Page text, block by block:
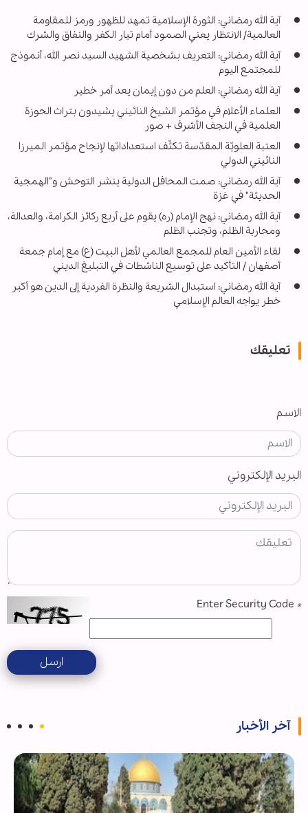
آية الله رمضاني: الثورة الإسلامية تمهد للظهور ورمز للمقاومة
العالمية/ الانتظار يعني الصمود أمام تيار الكفر والنفاق والشرك
آية الله رمضاني: التعريف بشخصية الشهيد السيد نصر الله، أنموذج
للمجتمع اليوم
آية الله رمضاني: العلم من دون إيمان يعد أمر خطير
العلماء الأعلام في مؤتمر الشيخ النائيني يشيدون بتراث الحوزة
العلمية في النجف الأشرف + صور
العتبة العلويّة المقدّسة تكثّف استعداداتها لإنجاح مؤتمر الميرزا
النائيني الدولي
آية الله رمضاني: صمت المحافل الدولية ينشر التوحش و"الهمجية
الحديثة" في غزة
آية الله رمضاني: نهج الإمام (ره) يقوم على أربع ركائز الكرامة، والعدالة،
ومحاربة الظلم، وتجنب الظلم
لقاء الأمين العام للمجمع العالمي لأهل البيت (ع) مع إمام جمعة
أصفهان / التأكيد على توسيع الناشطات في التبليغ الديني
آية الله رمضاني: استبدال الشريعة والنظرة الفردية إلى الدين هو أكبر
خطر يواجه العالم الإسلامي
تعليقك
الاسم
البريد الإلكتروني
*
ارسل
آخر الأخبار